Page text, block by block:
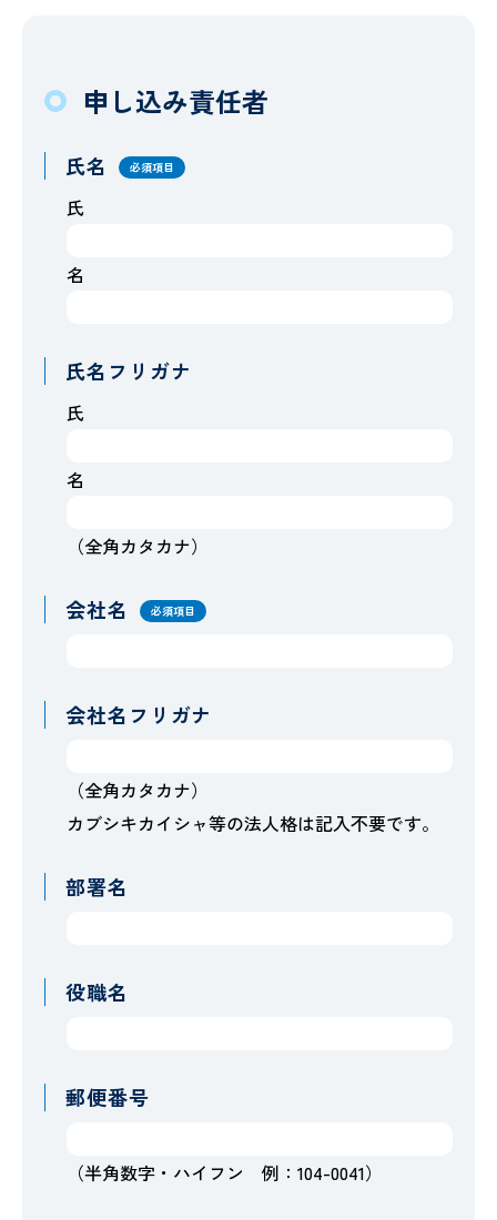
申し込み責任者
氏名 必須項目
氏
名
氏名フリガナ
氏
名
（全角カタカナ）
会社名 必須項目
会社名フリガナ
（全角カタカナ）
カブシキカイシャ等の法人格は記入不要です。
部署名
役職名
郵便番号
（半角数字・ハイフン 例：104-0041）